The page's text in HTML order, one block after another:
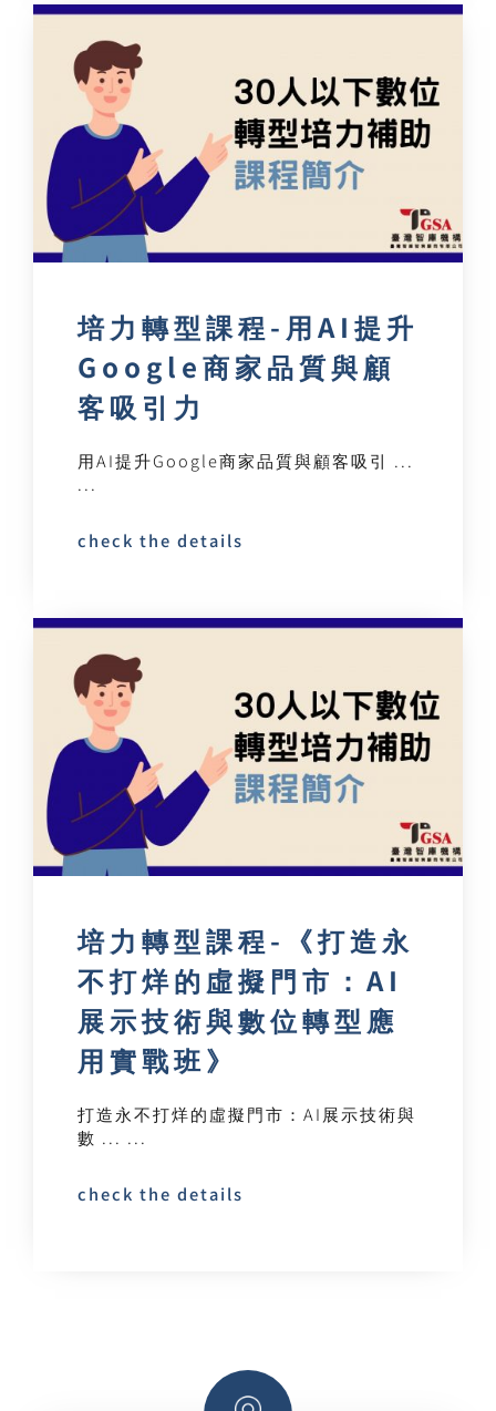
培力轉型課程-用AI提升
Google商家品質與顧
客吸引力
用AI提升Google商家品質與顧客吸引 ...
...
check the details
培力轉型課程-《打造永
不打烊的虛擬門市：AI
展示技術與數位轉型應
用實戰班》
打造永不打烊的虛擬門市：AI展示技術與
數 ... ...
check the details